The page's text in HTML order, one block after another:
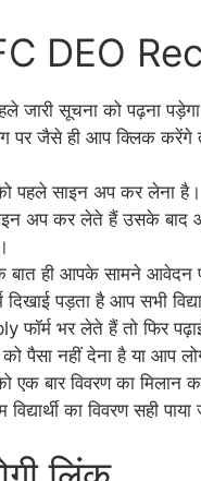
DEO
जारी सूचना को पढ़ना
पर जैसे ही आप क्लिक
पहले साइन अप कर लेना है।
अप कर लेते हैं उसके बाद
ही आपके सामने आवेदन
पड़ता है आप सभी
फॉर्म भर लेते हैं तो फिर
पैसा नहीं देना है या आप
एक बार विवरण का मिलान
का विवरण सही